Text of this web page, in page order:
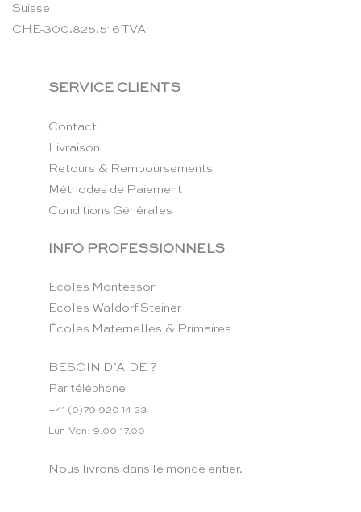
Suisse
CHE-300.825.516 TVA
SERVICE CLIENTS
Contact
Livraison
Retours & Remboursements
Méthodes de Paiement
Conditions Générales
INFO PROFESSIONNELS
Ecoles Montessori
Ecoles Waldorf Steiner
Écoles Maternelles & Primaires
BESOIN D’AIDE ?
Par téléphone:
+41 (0)79 920 14 23
Lun-Ven: 9.00-17.00
Nous livrons dans le monde entier.